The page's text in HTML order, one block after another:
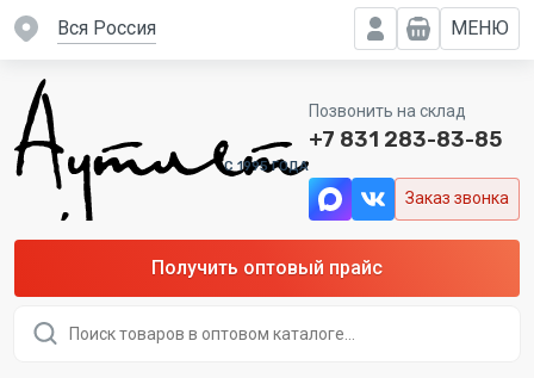
вся Россия МЕНЮ
C 1995 ГОДА
Позвонить на склад
+7 831 283-83-85
Заказ звонка
Получить оптовый прайс
товаров